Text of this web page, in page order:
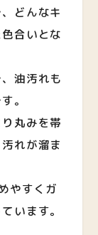
どんなキ
合いとな
油汚れも
。
丸みを帯
れが溜ま
やすくガ
います。